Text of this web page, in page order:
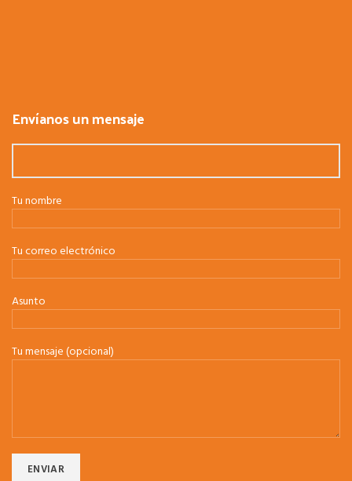
Envíanos un mensaje
Tu nombre
Tu correo electrónico
Asunto
Tu mensaje (opcional)